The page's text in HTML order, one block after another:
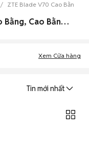
ZTE Blade V70 Cao Bằng
0 Zte Blade V70 cũ Thành phố Cao Bằng, Cao Bằng đẹp
Xem Cửa hàng
Tin mới nhất